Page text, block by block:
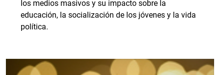
los medios masivos y su impacto sobre la
educación, la socialización de los jóvenes y la vida
política.